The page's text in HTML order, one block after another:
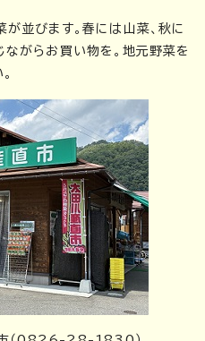
並びます。春には山菜、秋に
がらお買い物を。地元野菜を